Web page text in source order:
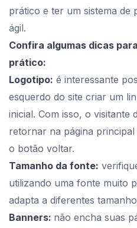
prático e ter um sistema de
ágil.
Confira algumas dicas
prático:
Logotipo: é interessante
esquerdo do site criar um
inicial. Com isso, o visitante
retornar na página
o botão voltar.
Tamanho da fonte:
utilizando uma fonte muito
adapta a diferentes
Banners: não encha suas